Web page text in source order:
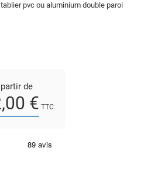
pvc ou aluminium double paroi
de
€ TTC